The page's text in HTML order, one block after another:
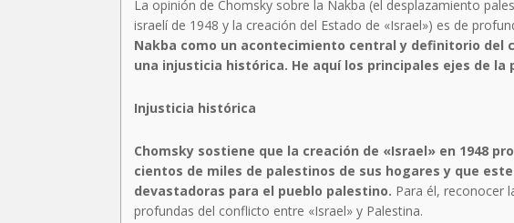
La opinión de Chomsky sobre la Nakba (el desplazamiento
israelí de 1948 y la creación del Estado de «Israel») es de
Nakba como un acontecimiento central y definitorio del
una injusticia histórica. He aquí los principales ejes de la
Injusticia histórica
Chomsky sostiene que la creación de «Israel» en 1948
cientos de miles de palestinos de sus hogares y que
devastadoras para el pueblo palestino. Para él, reconocer
profundas del conflicto entre «Israel» y Palestina.